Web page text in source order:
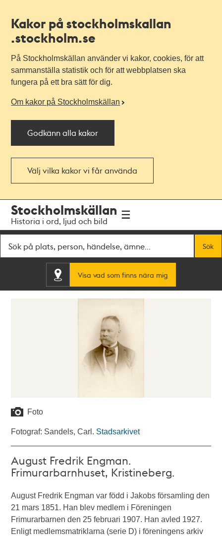
Kakor på stockholmskallan
.stockholm.se
På Stockholmskällan använder vi kakor, cookies, för att
sammanställa statistik och för att webbplatsen ska
fungera på ett bra sätt för dig.
Om kakor på Stockholmskällan
Godkänn alla kakor
Välj vilka kakor vi får använda
navigationen
huvudinnehållet
Stockholmskällan
Historia i ord, ljud och bild
Sök
Visa vad som finns nära mig
Foto
Fotograf: Sandels, Carl. Stadsarkivet
August Fredrik Engman.
Frimurarbarnhuset, Kristineberg.
August Fredrik Engman var född i Jakobs församling den
21 mars 1851. Han blev medlem i Föreningen
Frimurarbarnen den 25 februari 1907. Han avled 1927.
Enligt medlemsmatriklarna (serie D) i föreningens arkiv